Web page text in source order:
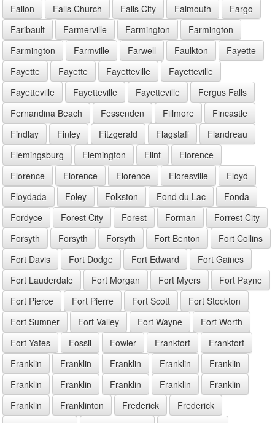
Fallon Falls Church Falls City Falmouth
Fargo
Faribault
Farmerville Farmington
Farmington
Farmington
Farmville Farwell Faulkton
Fayette
Fayette
Fayette Fayetteville
Fayetteville
Fayetteville
Fayetteville Fayetteville
Fergus Falls
Fernandina Beach
Fessenden Fillmore
Fincastle
Findlay
Finley Fitzgerald Flagstaff
Flandreau
Flemingsburg
Flemington Flint
Florence
Florence
Florence Florence Floresville
Floyd
Floydada
Foley Folkston Fond du Lac
Fonda
Fordyce
Forest City Forest Forman
Forrest City
Forsyth
Forsyth Forsyth Fort Benton
Fort Collins
Fort Davis
Fort Dodge Fort Edward
Fort Gaines
Fort Lauderdale
Fort Morgan Fort Myers
Fort Payne
Fort Pierce
Fort Pierre Fort Scott
Fort Stockton
Fort Sumner
Fort Valley Fort Wayne
Fort Worth
Fort Yates
Fossil Fowler Frankfort
Frankfort
Franklin
Franklin Franklin Franklin
Franklin
Franklin
Franklin Franklin Franklin
Franklin
Franklin
Franklinton Frederick
Frederick